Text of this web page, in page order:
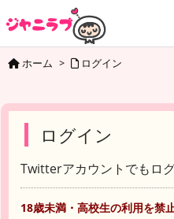
ホーム > ログイン
ログイン
Twitterアカウントでもロ
18歳未満・高校生の利用を禁